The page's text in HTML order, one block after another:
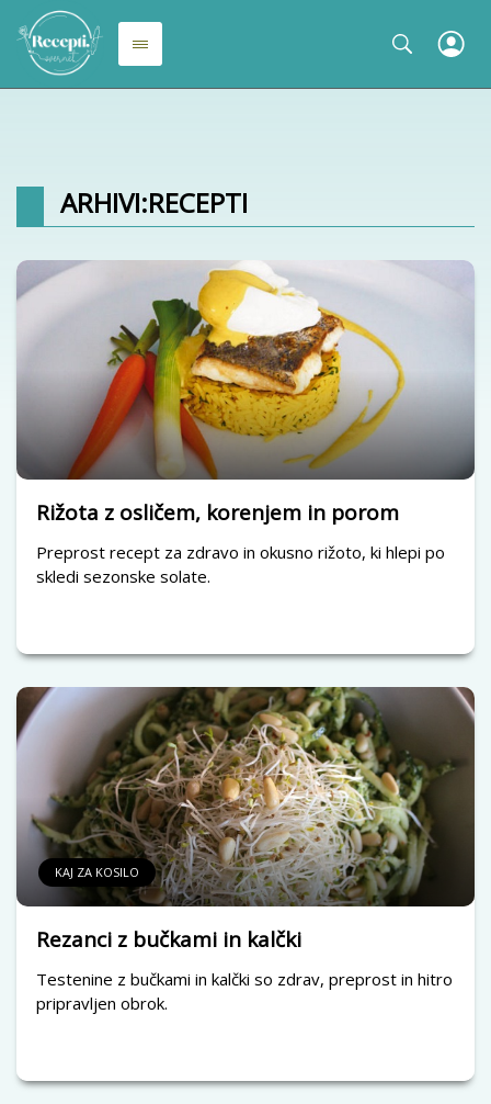
ARHIVI:RECEPTI
Rižota z osličem, korenjem in porom
Preprost recept za zdravo in okusno rižoto, ki hlepi po
skledi sezonske solate.
KAJ ZA KOSILO
Rezanci z bučkami in kalčki
Testenine z bučkami in kalčki so zdrav, preprost in hitro
pripravljen obrok.